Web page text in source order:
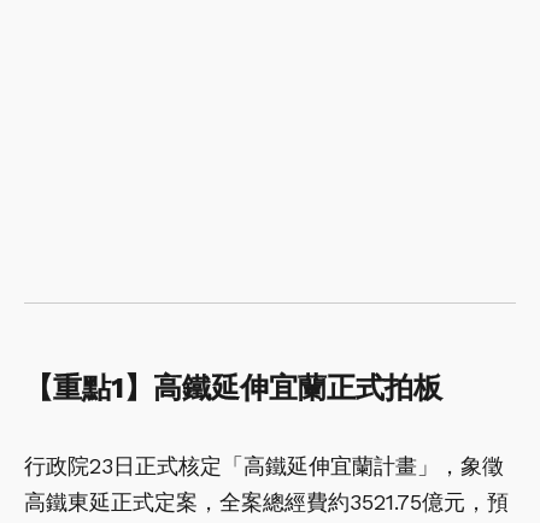
【重點1】高鐵延伸宜蘭正式拍板
行政院23日正式核定「高鐵延伸宜蘭計畫」，象徵
高鐵東延正式定案，全案總經費約3521.75億元，預